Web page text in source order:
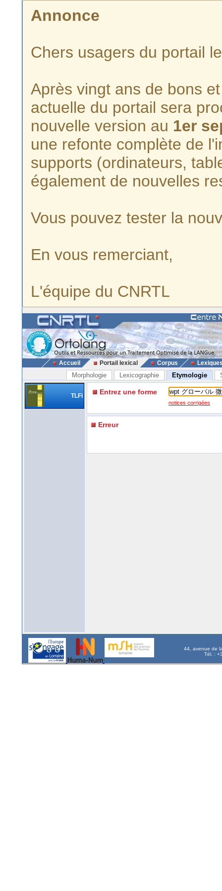
Annonce
Chers usagers du portail
Après vingt ans de bons
actuelle du portail sera
nouvelle version au 1er
une refonte complète de
supports (ordinateurs,
également de nouvelles
Vous pouvez tester la
En vous remerciant,
L'équipe du CNRTL
Accueil Portail lexical Corpus
Morphologie Lexicographie Etymologie
TLFi Entrez une forme
notices corrigées
Erreur
44, avenue de
Tél. :